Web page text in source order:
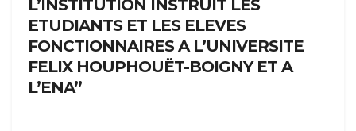
L’INSTITUTION INSTRUIT LES
ETUDIANTS ET LES ELEVES
FONCTIONNAIRES A L’UNIVERSITE
FELIX HOUPHOUËT-BOIGNY ET A
L’ENA”